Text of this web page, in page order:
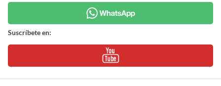
Suscríbete en: